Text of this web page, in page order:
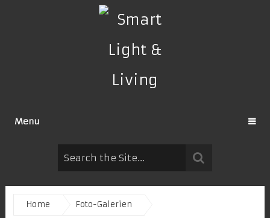
Menu
Home Foto-Galerien